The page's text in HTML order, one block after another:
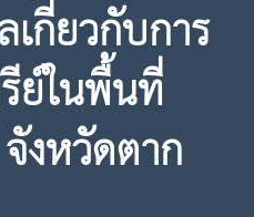
กี่ยวกับการ
ย์ในพื้นที่
งหวัดตาก